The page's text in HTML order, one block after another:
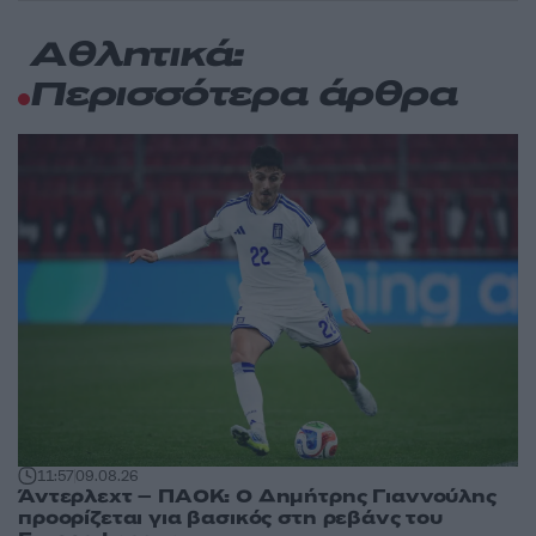
Αθλητικά:
Περισσότερα άρθρα
11:5709.08.26
Άντερλεχτ – ΠΑΟΚ: Ο Δημήτρης Γιαννούλης
προορίζεται για βασικός στη ρεβάνς του